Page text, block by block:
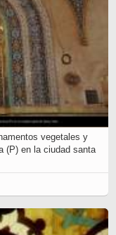
vegetales y
(P) en la ciudad santa